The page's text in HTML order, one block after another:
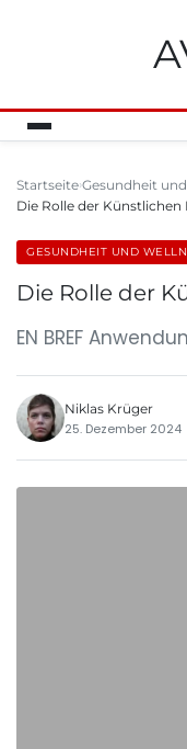
Startseite Gesundheit
Die Rolle der
GESUNDHEIT UND
Die Rolle der
EN BREF
Niklas Krüger
25. Dezember 2024